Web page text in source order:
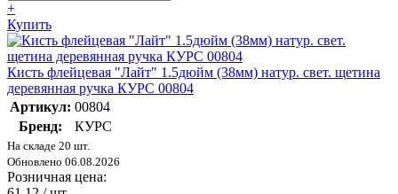
+
Купить
Кисть флейцевая "Лайт" 1.5дюйм (38мм) натур. свет. щетина
деревянная ручка КУРС 00804
Артикул: 00804
Бренд:
КУРС
На складе 20 шт.
Обновлено 06.08.2026
Розничная цена: